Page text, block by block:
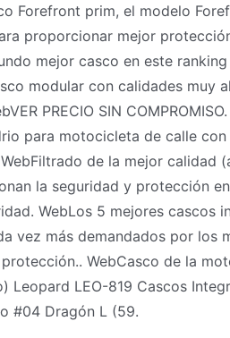
Forefront prim, el modelo
proporcionar mejor
mejor casco en este
modular con calidades muy
PRECIO SIN
para motocicleta de calle con
de la mejor calidad
la seguridad y protección
WebLos 5 mejores cascos
vez más demandados por los
WebCasco de la
Leopard LEO-819 Cascos
#04 Dragón L (59.